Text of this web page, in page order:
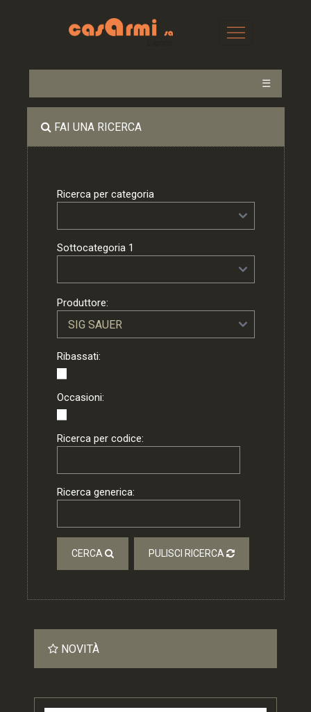
☰
FAI UNA RICERCA
Ricerca per categoria
Sottocategoria 1
Produttore:
Ribassati:
Occasioni:
Ricerca per codice:
Ricerca generica:
CERCA PULISCI RICERCA
NOVITÀ